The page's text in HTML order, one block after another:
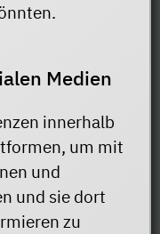
Medien
innerhalb
um mit
und
und sie dort
zu